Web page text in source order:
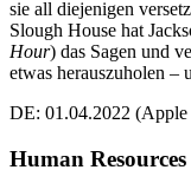
sie all diejenigen
Slough House hat
Hour) das Sagen und
etwas herauszuholen –
DE: 01.04.2022
Human Resources